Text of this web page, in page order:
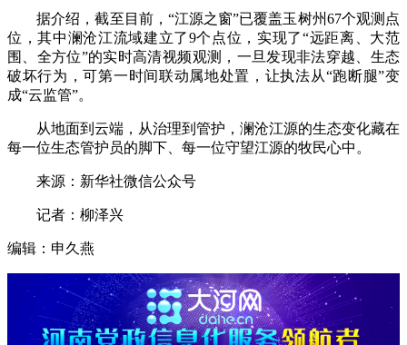
据介绍，截至目前，“江源之窗”已覆盖玉树州67个观测点
位，其中澜沧江流域建立了9个点位，实现了“远距离、大范
围、全方位”的实时高清视频观测，一旦发现非法穿越、生态
破坏行为，可第一时间联动属地处置，让执法从“跑断腿”变
成“云监管”。
从地面到云端，从治理到管护，澜沧江源的生态变化藏在
每一位生态管护员的脚下、每一位守望江源的牧民心中。
来源：新华社微信公众号
记者：柳泽兴
编辑：申久燕